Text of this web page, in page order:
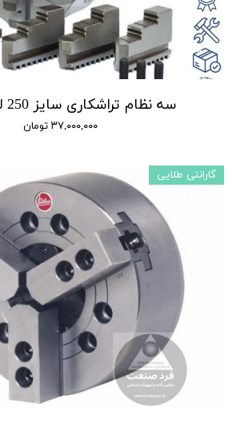
سه نظام تراشکاری سایز 250 لنگر نشان
۳۷,۰۰۰,۰۰۰ تومان
گارانتی طلایی